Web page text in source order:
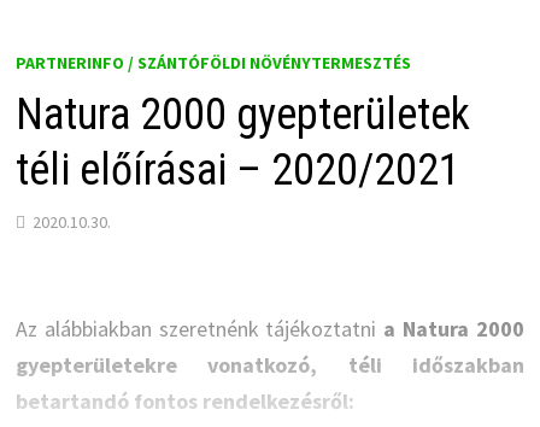
PARTNERINFO / SZÁNTÓFÖLDI NÖVÉNYTERMESZTÉS
Natura 2000 gyepterületek
téli előírásai – 2020/2021
2020.10.30.
Az alábbiakban szeretnénk tájékoztatni a Natura 2000
gyepterületekre vonatkozó, téli időszakban
betartandó fontos rendelkezésről: